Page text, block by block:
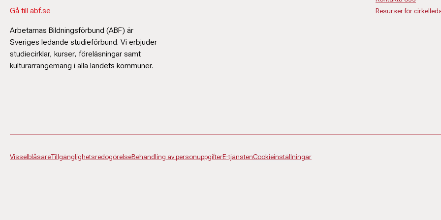
Gå till abf.se
Arbetarnas Bildningsförbund (ABF) är
Sveriges ledande studieförbund. Vi erbjuder
studiecirklar, kurser, föreläsningar samt
kulturarrangemang i alla landets kommuner.
Resurser för
VisselblåsareTillgänglighetsredogörelseBehandling av personuppgifterE-tjänstenCookieinställningar